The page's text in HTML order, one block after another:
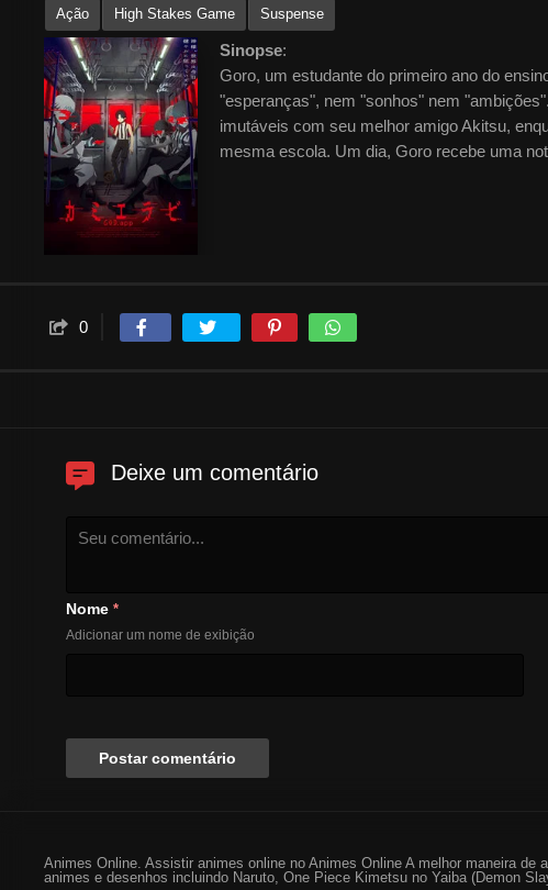
Ação High Stakes Game Suspense
Sinopse:
Goro, um estudante do primeiro ano do
"esperanças", nem "sonhos" nem
imutáveis ​​​​com seu melhor amigo Akitsu,
mesma escola. Um dia, Goro recebe uma
0
Deixe um comentário
Nome *
Adicionar um nome de exibição
Animes Online. Assistir animes online no Animes Online A melhor maneira
animes e desenhos incluindo Naruto, One Piece Kimetsu no Yaiba (Demon